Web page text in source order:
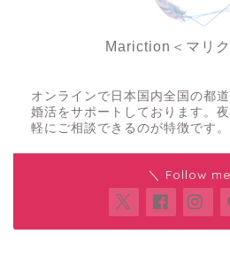
Mariction＜マリ
オンラインで日本国内全国の都
婚活をサポートしております。
軽にご相談できるのが特徴です。
＼ Follow